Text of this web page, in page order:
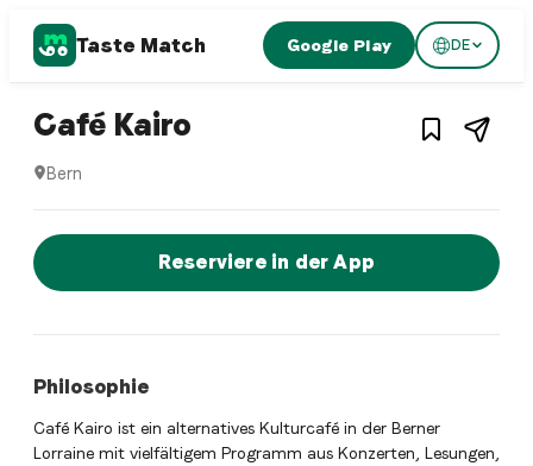
Taste Match Google Play DE
Swiss restaurant 1/ 2
Café Kairo Bern,
Bern
Jetzt sofort einen Tisch
Reserviere in der App
Philosophie
Café Kairo ist ein alternatives Kulturcafé in der Berner
Lorraine mit vielfältigem Programm aus Konzerten, Lesungen,